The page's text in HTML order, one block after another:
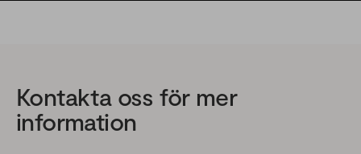
Kontakta oss för mer
information